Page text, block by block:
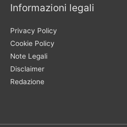
Informazioni legali
Privacy Policy
Cookie Policy
Note Legali
Disclaimer
Redazione